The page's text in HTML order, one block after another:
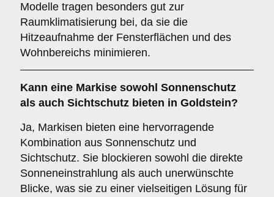
Modelle tragen besonders gut zur
Raumklimatisierung bei, da sie die
Hitzeaufnahme der Fensterflächen und des
Wohnbereichs minimieren.
Kann eine Markise sowohl Sonnenschutz
als auch Sichtschutz bieten in Goldstein?
Ja, Markisen bieten eine hervorragende
Kombination aus Sonnenschutz und
Sichtschutz. Sie blockieren sowohl die direkte
Sonneneinstrahlung als auch unerwünschte
Blicke, was sie zu einer vielseitigen Lösung für